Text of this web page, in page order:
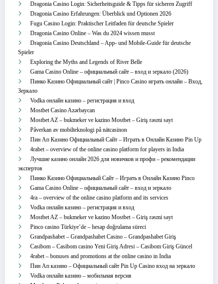
Dragonia Casino Login: Sicherheitsguide & Tipps für sicheren Zugriff
Dragonia Casino Erfahrungen: Überblick und Optionen 2026
Fugu Casino Login: Praktischer Leitfaden für deutsche Spieler
Dragonia Casino Online – Was du 2024 wissen musst
Dragonia Casino Deutschland – App‑ und Mobile‑Guide für deutsche
Spieler
Exploring the Myths and Legends of River Belle
Gama Casino Online – официальный сайт – вход и зеркало (2026)
Пинко Казино Официальный сайт | Pinco Casino играть онлайн – Вход,
Зеркало
Vodka онлайн казино – регистрация и вход
Mostbet Casino Azərbaycan
Mostbet AZ – bukmeker ve kazino Mostbet – Giriş rəsmi sayt
Påverkan av mobilteknologi på nätcasinon
Пин Ап Казино Официальный Сайт – Играть в Онлайн Казино Pin Up
4rabet – overview of the online casino platform for players in India
Лучшие казино онлайн 2026 для новичков и профи – рекомендации
экспертов
Пинко Казино Официальный Сайт – Играть в Онлайн Казино Pinco
Gama Casino Online – официальный сайт – вход и зеркало
4ra – overview of the online casino platform and its services
Vodka онлайн казино – регистрация и вход
Mostbet AZ – bukmeker ve kazino Mostbet – Giriş rəsmi sayt
Pinco casino Türkiye’de – hesap doğrulama süreci
Grandpashabet – Grandpashabet Casino – Grandpashabet Giriş
Casibom – Casibom casino Yeni Giriş Adresi – Casibom Giriş Güncel
4rabet – bonuses and promotions at the online casino in India
Пин Ап казино – Официальный сайт Pin Up Casino вход на зеркало
Vodka онлайн казино – мобильная версия